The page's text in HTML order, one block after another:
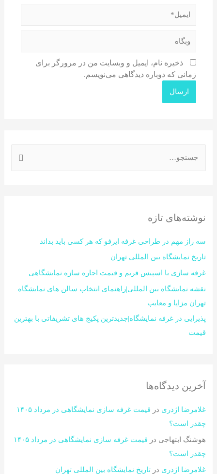
ذخیره نام، ایمیل و وبسایت من در مرورگر برای
زمانی که دوباره دیدگاهی می‌نویسم.
نوشته‌های تازه
سه راز مهم در طراحی غرفه ایرفو که هر کسی باید بداند
تاریخ نمایشگاه بین المللی تهران
غرفه سازی با اسپیس فریم و قیمت اجاره سازه نمایشگاهی
نقشه نمایشگاه بین المللی|راهنمای انتخاب سالن های نمایشگاه
تهران مزایا و معایب
پذیرایی در غرفه نمایشگاه|جدیدترین پکیج های تشریفاتی با بهترین
قیمت
آخرین دیدگاه‌ها
غلامرضا اژدری در
قیمت غرفه سازی نمایشگاهی در مرداد ۱۴۰۵
چقدر است؟​
هوشنگ ابتهاجی در
قیمت غرفه سازی نمایشگاهی در مرداد ۱۴۰۵
چقدر است؟​
غلامرضا اژدری درتاریخ نمایشگاه بین المللی تهران